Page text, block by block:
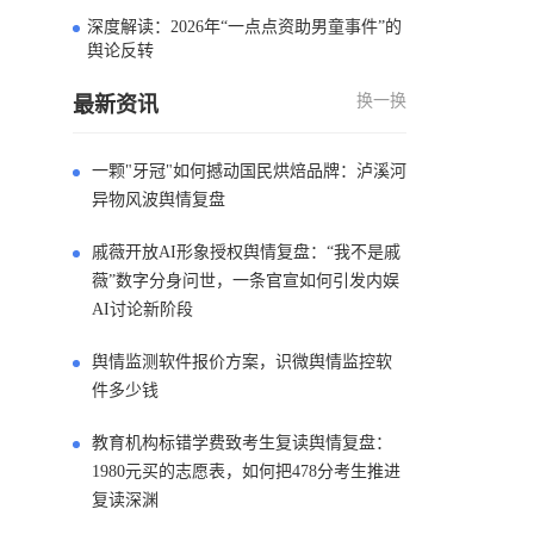
深度解读：2026年“一点点资助男童事件”的
舆论反转
最新资讯 换一换
一颗"牙冠"如何撼动国民烘焙品牌：泸溪河
异物风波舆情复盘
戚薇开放AI形象授权舆情复盘：“我不是戚
薇”数字分身问世，一条官宣如何引发内娱
AI讨论新阶段
舆情监测软件报价方案，识微舆情监控软
件多少钱
教育机构标错学费致考生复读舆情复盘：
1980元买的志愿表，如何把478分考生推进
复读深渊